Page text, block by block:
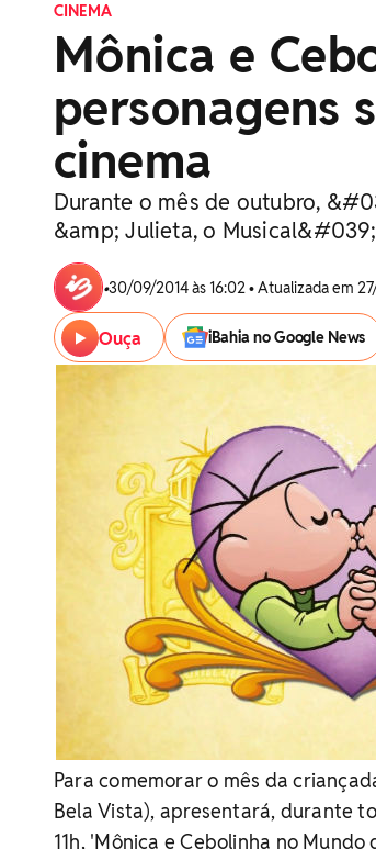
CINEMA
Mônica e
personagens
cinema
Durante o mês de outubro,
&amp; Julieta, o
•30/09/2014 às 16:02 • Atualizada em
Ouça iBahia no Google News
Para comemorar o mês da
Bela Vista), apresentará, durante
11h, 'Mônica e Cebolinha no